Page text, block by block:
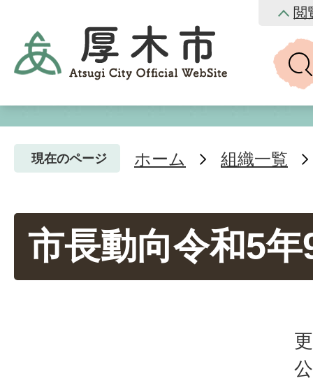
閲
現在のページ ホーム 組織一覧
市長動向令和5年